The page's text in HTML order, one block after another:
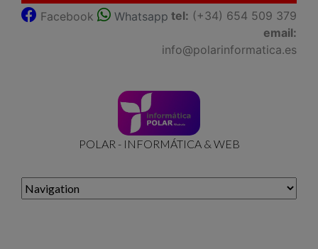
Facebook Whatsapp tel: (+34) 654 509 379
email:
info@polarinformatica.es
POLAR - INFORMÁTICA & WEB